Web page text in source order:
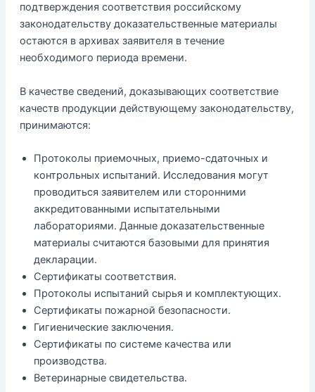
подтверждения соответствия российскому
законодательству доказательственные материалы
остаются в архивах заявителя в течение
необходимого периода времени.
В качестве сведений, доказывающих соответствие
качеств продукции действующему законодательству,
принимаются:
Протоколы приемочных, приемо-сдаточных и
контрольных испытаний. Исследования могут
проводиться заявителем или сторонними
аккредитованными испытательными
лабораториями. Данные доказательственные
материалы считаются базовыми для принятия
декларации.
Сертификаты соответствия.
Протоколы испытаний сырья и комплектующих.
Сертификаты пожарной безопасности.
Гигиенические заключения.
Сертификаты по системе качества или
производства.
Ветеринарные свидетельства.